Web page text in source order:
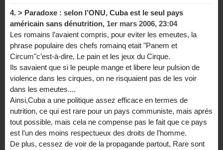
4. > Paradoxe : selon l’ONU, Cuba est le seul pays
américain sans dénutrition, 1er mars 2006, 23:04
Les romains l’avaient compris, pour eviter les emeutes, la
phrase populaire des chefs romainq etait "Panem et
Circum"c’est-à-dire, Le pain et les jeux du Cirque.
Ils savaient que si le peuple mange et libere leur pulsion de
violence dans les cirques, on ne risquaient pas de les voir
dans les emeutes....
Ainsi,Cuba a une politique assez efficace en termes de
nutrition, ce qui est rare pour un pays communiste, mais aprés
tout possible, mais cela ne compense pas le fait que ce pays
est l’un des moins respectueux des droits de l’homme.
De plus, cessez de voir de la propagande partout, Rare sont